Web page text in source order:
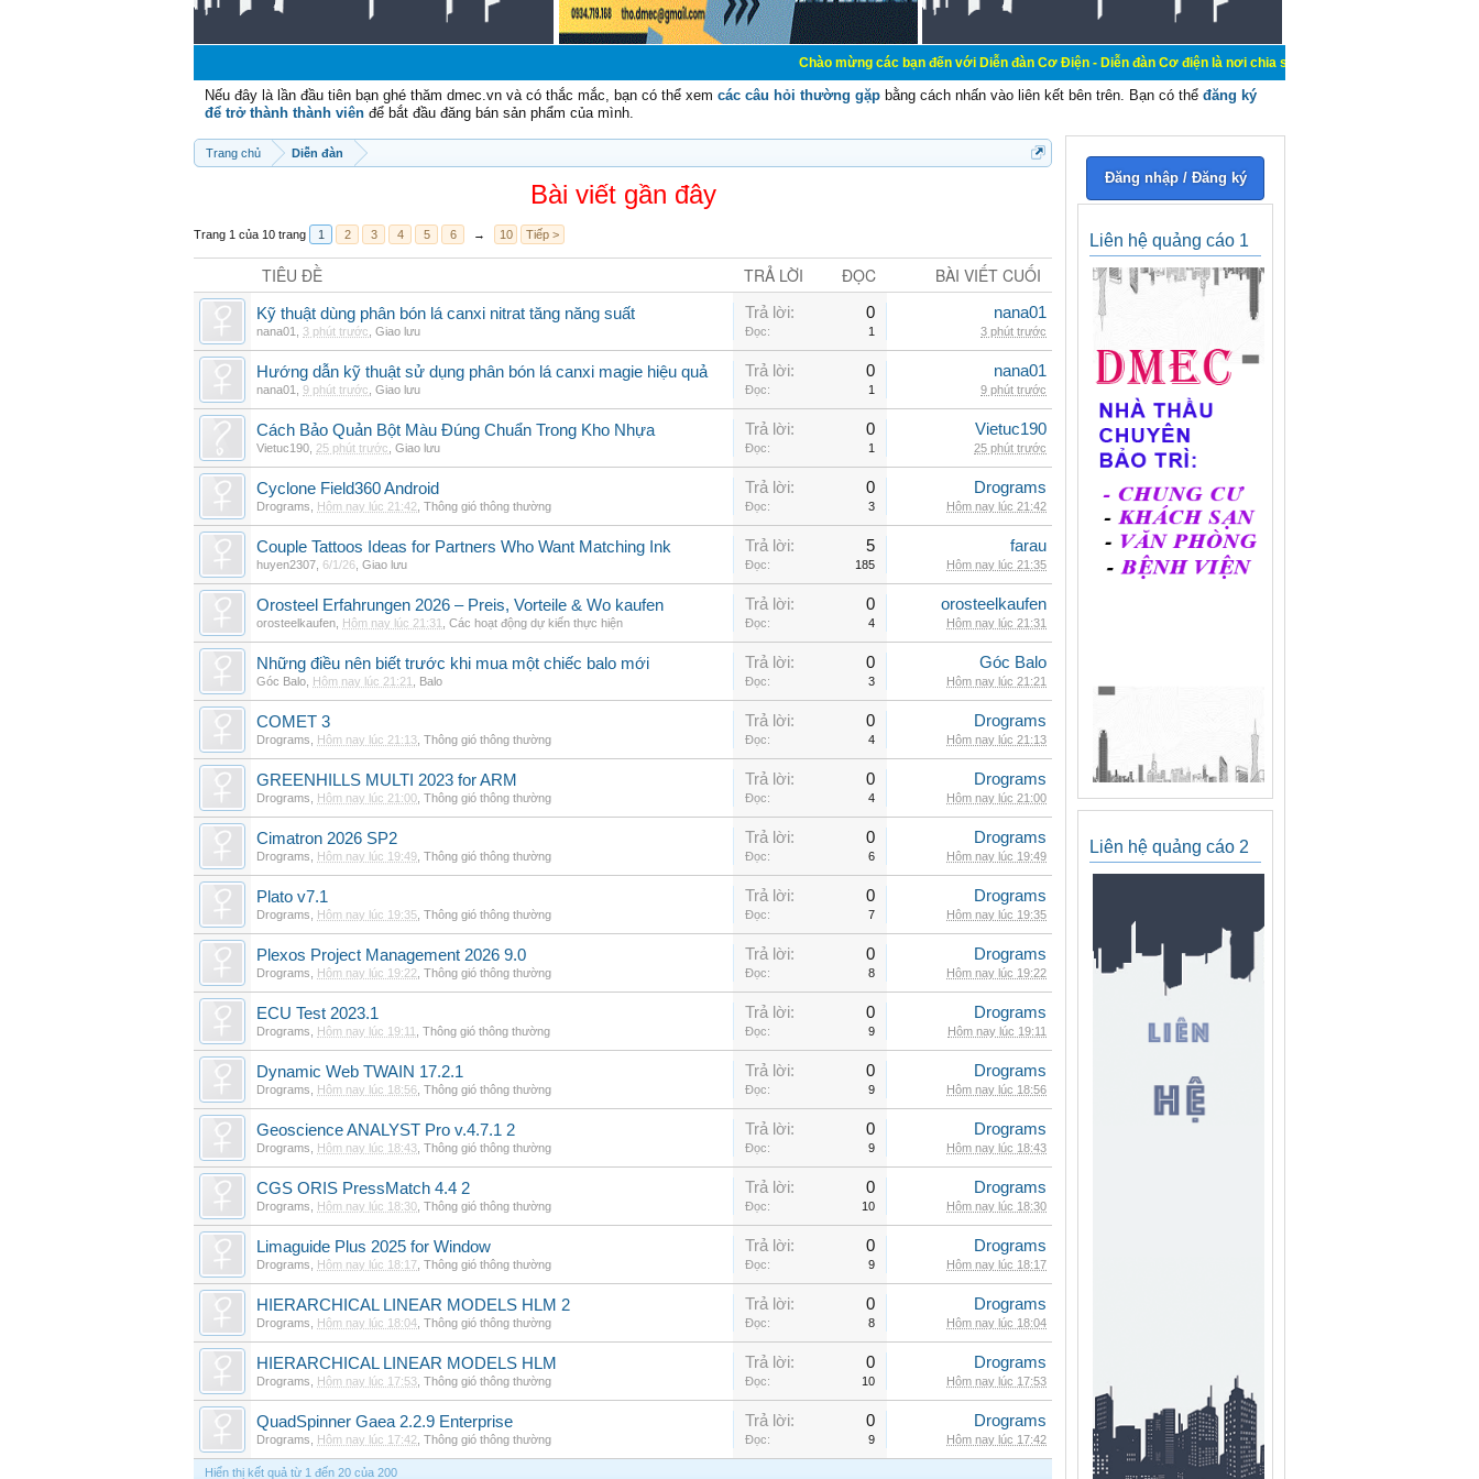
Chào mừng các bạn đến với Diễn đàn Cơ Điện - Diễn đàn Cơ điện là nơi chia sẽ kiến thức kinh nghiệm trong lãnh vực
Nếu đây là lần đầu tiên bạn ghé thăm dmec.vn và có thắc mắc, bạn có thể xem các câu hỏi thường gặp bằng cách nhấn vào liên kết bên trên. Bạn có thể đăng ký
để trở thành thành viên để bắt đầu đăng bán sản phẩm của mình.
Trang chủ Diễn đàn
Bài viết gần đây
Trang 1 của 10 trang 1 2 3 4 5 6 → 10 Tiếp >
TIÊU ĐỀ TRẢ LỜI ĐỌC BÀI VIẾT CUỐI
Kỹ thuật dùng phân bón lá canxi nitrat tăng năng suất
nana01 3 phút trước Giao lưu
Trả lời: 0
Đọc: 1
nana01
3 phút trước
Hướng dẫn kỹ thuật sử dụng phân bón lá canxi magie hiệu quả
nana01 9 phút trước Giao lưu
Trả lời: 0
Đọc: 1
nana01
9 phút trước
Cách Bảo Quản Bột Màu Đúng Chuẩn Trong Kho Nhựa
Vietuc190 25 phút trước Giao lưu
Trả lời: 0
Đọc: 1
Vietuc190
25 phút trước
Cyclone Field360 Android
Drograms Hôm nay lúc 21:42 Thông gió thông thường
Trả lời: 0
Đọc: 3
Drograms
Hôm nay lúc 21:42
Couple Tattoos Ideas for Partners Who Want Matching Ink
huyen2307 6/1/26 Giao lưu
Trả lời: 5
Đọc: 185
farau
Hôm nay lúc 21:35
Orosteel Erfahrungen 2026 – Preis, Vorteile & Wo kaufen
orosteelkaufen Hôm nay lúc 21:31 Các hoạt động dự kiến thực hiện
Trả lời: 0
Đọc: 4
orosteelkaufen
Hôm nay lúc 21:31
Những điều nên biết trước khi mua một chiếc balo mới
Góc Balo Hôm nay lúc 21:21 Balo
Trả lời: 0
Đọc: 3
Góc Balo
Hôm nay lúc 21:21
COMET 3
Drograms Hôm nay lúc 21:13 Thông gió thông thường
Trả lời: 0
Đọc: 4
Drograms
Hôm nay lúc 21:13
GREENHILLS MULTI 2023 for ARM
Drograms Hôm nay lúc 21:00 Thông gió thông thường
Trả lời: 0
Đọc: 4
Drograms
Hôm nay lúc 21:00
Cimatron 2026 SP2
Drograms Hôm nay lúc 19:49 Thông gió thông thường
Trả lời: 0
Đọc: 6
Drograms
Hôm nay lúc 19:49
Plato v7.1
Drograms Hôm nay lúc 19:35 Thông gió thông thường
Trả lời: 0
Đọc: 7
Drograms
Hôm nay lúc 19:35
Plexos Project Management 2026 9.0
Drograms Hôm nay lúc 19:22 Thông gió thông thường
Trả lời: 0
Đọc: 8
Drograms
Hôm nay lúc 19:22
ECU Test 2023.1
Drograms Hôm nay lúc 19:11 Thông gió thông thường
Trả lời: 0
Đọc: 9
Drograms
Hôm nay lúc 19:11
Dynamic Web TWAIN 17.2.1
Drograms Hôm nay lúc 18:56 Thông gió thông thường
Trả lời: 0
Đọc: 9
Drograms
Hôm nay lúc 18:56
Geoscience ANALYST Pro v.4.7.1 2
Drograms Hôm nay lúc 18:43 Thông gió thông thường
Trả lời: 0
Đọc: 9
Drograms
Hôm nay lúc 18:43
CGS ORIS PressMatch 4.4 2
Drograms Hôm nay lúc 18:30 Thông gió thông thường
Trả lời: 0
Đọc: 10
Drograms
Hôm nay lúc 18:30
Limaguide Plus 2025 for Window
Drograms Hôm nay lúc 18:17 Thông gió thông thường
Trả lời: 0
Đọc: 9
Drograms
Hôm nay lúc 18:17
HIERARCHICAL LINEAR MODELS HLM 2
Drograms Hôm nay lúc 18:04 Thông gió thông thường
Trả lời: 0
Đọc: 8
Drograms
Hôm nay lúc 18:04
HIERARCHICAL LINEAR MODELS HLM
Drograms Hôm nay lúc 17:53 Thông gió thông thường
Trả lời: 0
Đọc: 10
Drograms
Hôm nay lúc 17:53
QuadSpinner Gaea 2.2.9 Enterprise
Drograms Hôm nay lúc 17:42 Thông gió thông thường
Trả lời: 0
Đọc: 9
Drograms
Hôm nay lúc 17:42
Hiển thị kết quả từ 1 đến 20 của 200
Đăng nhập / Đăng ký
Liên hệ quảng cáo 1
Liên hệ quảng cáo 2